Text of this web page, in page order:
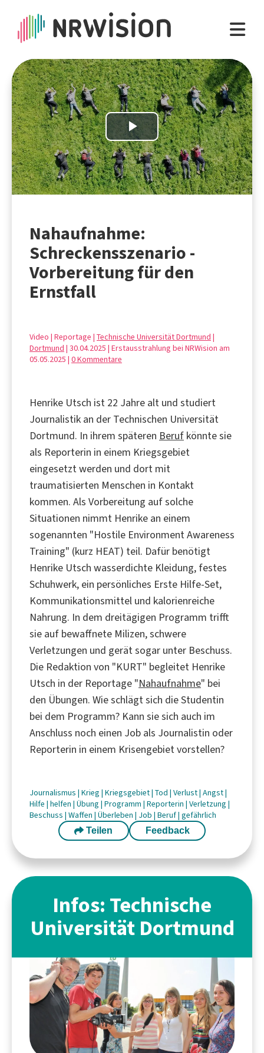
Play
Video
Nahaufnahme:
Schreckensszenario -
Vorbereitung für den
Ernstfall
Video | Reportage | Technische Universität Dortmund |
Dortmund | 30.04.2025 | Erstausstrahlung bei NRWision am
05.05.2025 | 0 Kommentare
Henrike Utsch ist 22 Jahre alt und studiert
Journalistik an der Technischen Universität
Dortmund. In ihrem späteren Beruf könnte sie
als Reporterin in einem Kriegsgebiet
eingesetzt werden und dort mit
traumatisierten Menschen in Kontakt
kommen. Als Vorbereitung auf solche
Situationen nimmt Henrike an einem
sogenannten "Hostile Environment Awareness
Training" (kurz HEAT) teil. Dafür benötigt
Henrike Utsch wasserdichte Kleidung, festes
Schuhwerk, ein persönliches Erste Hilfe-Set,
Kommunikationsmittel und kalorienreiche
Nahrung. In dem dreitägigen Programm trifft
sie auf bewaffnete Milizen, schwere
Verletzungen und gerät sogar unter Beschuss.
Die Redaktion von "KURT" begleitet Henrike
Utsch in der Reportage "Nahaufnahme" bei
den Übungen. Wie schlägt sich die Studentin
bei dem Programm? Kann sie sich auch im
Anschluss noch einen Job als Journalistin oder
Reporterin in einem Krisengebiet vorstellen?
Journalismus | Krieg | Kriegsgebiet| Tod | Verlust| Angst|
Hilfe | helfen | Übung | Programm | Reporterin | Verletzung |
Beschuss | Waffen | Überleben | Job | Beruf| gefährlich
Teilen Feedback
Infos: Technische
Universität Dortmund